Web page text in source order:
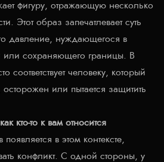
фигуру, отражающую несколько
Этот образ запечатлевает суть
давление, нуждающегося в
или сохраняющего границы. В
соответствует человеку, который
или пытается защитить
кто-то к вам относится
в этом контексте,
конфликт. С одной стороны, у